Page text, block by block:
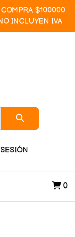
$100000
INCLUYEN IVA
0